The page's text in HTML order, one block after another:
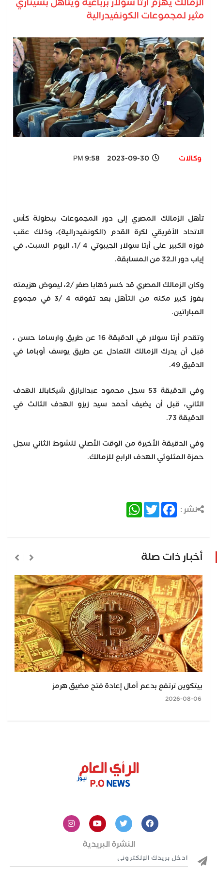
الزمالك يهزم أرتا سولار برباعية ويتأهل بسيناري
مثير لمجموعات الكونفيدرالية
وكالات 2023-09-30 9:58 PM
تأهل الزمالك المصري إلى دور المجموعات ببطولة كأس
الاتحاد الأفريقي لكرة القدم (الكونفيدرالية)، وذلك عقب
فوزه الكبير على أرتا سولار الجيبوتي 4 /1، اليوم السبت، في
إياب دور الـ32 من المسابقة.
وكان الزمالك المصري قد خسر ذهابا صفر /2، ليعوض هزيمته
بفوز كبير مكنه من التأهل بعد تفوقه 4 /3 في مجموع
المباراتين.
وتقدم أرتا سولار في الدقيقة 16 عن طريق وارساما حسن ،
قبل أن يدرك الزمالك التعادل عن طريق يوسف أوباما في
الدقيق 49.
وفي الدقيقة 53 سجل محمود عبدالرازق شيكابالا الهدف
الثاني، قبل أن يضيف أحمد سيد زيزو الهدف الثالث في
الدقيقة 73.
وفي الدقيقة الأخيرة من الوقت الأصلي للشوط الثاني سجل
حمزة المثلوثي الهدف الرابع للزمالك.
نشر : Facebook
Twitter
WhatsApp
أخبار ذات صلة
بيتكوين ترتفع بدعم آمال إعادة فتح مضيق هرمز
النشرة البريدية